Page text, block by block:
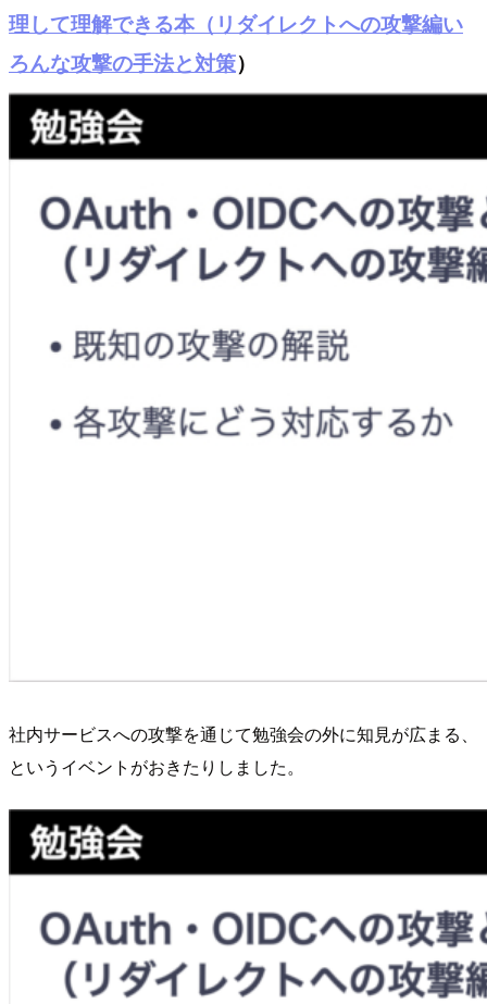
理して理解できる本（リダイレクトへの攻撃編い
ろんな攻撃の手法と対策）
社内サービスへの攻撃を通じて勉強会の外に知見が広まる、
というイベントがおきたりしました。